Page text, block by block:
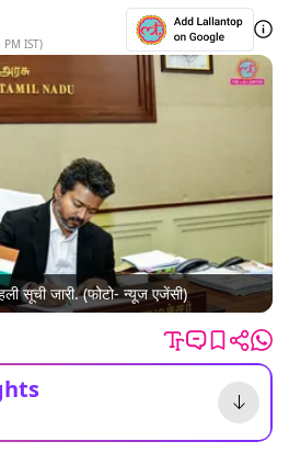
PM IST)
सूची जारी. (फोटो- न्यूज एजेंसी)